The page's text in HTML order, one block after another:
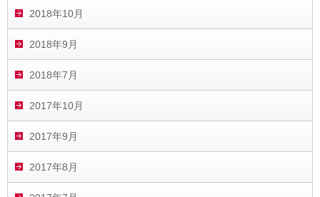
2018年10月
2018年9月
2018年7月
2017年10月
2017年9月
2017年8月